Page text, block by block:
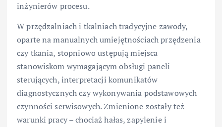
inżynierów procesu.
W przędzalniach i tkalniach tradycyjne zawody,
oparte na manualnych umiejętnościach przędzenia
czy tkania, stopniowo ustępują miejsca
stanowiskom wymagającym obsługi paneli
sterujących, interpretacji komunikatów
diagnostycznych czy wykonywania podstawowych
czynności serwisowych. Zmienione zostały też
warunki pracy – chociaż hałas, zapylenie i